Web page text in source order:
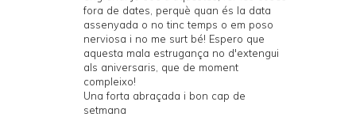
fora de dates, perquè quan és la data
assenyada o no tinc temps o em poso
nerviosa i no me surt bé! Espero que
aquesta mala estrugança no d'extengui
als aniversaris, que de moment
compleixo!
Una forta abraçada i bon cap de
setmana